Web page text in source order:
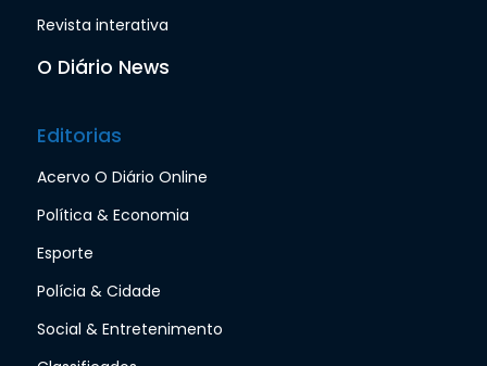
Revista interativa
O Diário News
Editorias
Acervo O Diário Online
Política & Economia
Esporte
Polícia & Cidade
Social & Entretenimento